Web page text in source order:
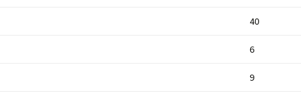
40
6
9